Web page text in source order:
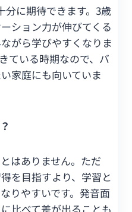
分に期待できます。3歳
ション力が伸びてくる
がら学びやすくなりま
ている時期なので、バ
家庭にも向いていま
はありません。ただ
を目指すより、学習と
りやすいです。発音面
比べて差が出ることも